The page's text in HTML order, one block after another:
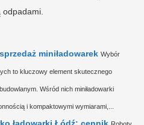
miniładowarek Wybór
to kluczowy element skutecznego
Wśród nich miniładowarki
i kompaktowymi wymiarami,...